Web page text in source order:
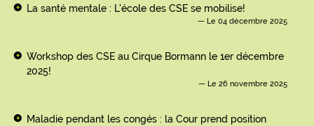
La santé mentale : L'école des CSE se mobilise!
Le 04 décembre 2025
Workshop des CSE au Cirque Bormann le 1er décembre
2025!
Le 26 novembre 2025
Maladie pendant les congés : la Cour prend position